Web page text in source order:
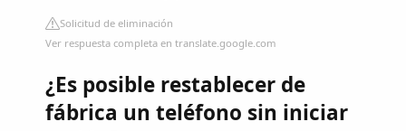
Solicitud de eliminación
Ver respuesta completa en translate.google.com
¿Es posible restablecer de
fábrica un teléfono sin iniciar